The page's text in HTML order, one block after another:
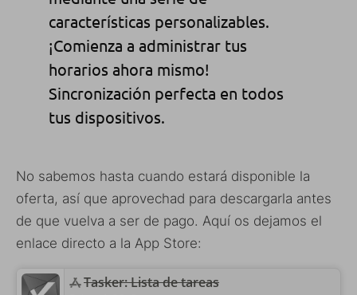
características personalizables.
¡Comienza a administrar tus
horarios ahora mismo!
Sincronización perfecta en todos
tus dispositivos.
No sabemos hasta cuando estará disponible la
oferta, así que aprovechad para descargarla antes
de que vuelva a ser de pago. Aquí os dejamos el
enlace directo a la App Store:
Tasker: Lista de tareas